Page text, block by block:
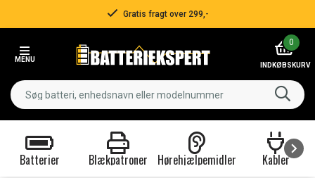
Gratis fragt over 299,-
MENU
0
INDKØBSKURV
Batterier Blækpatroner Hørehjælpemidler Kabler